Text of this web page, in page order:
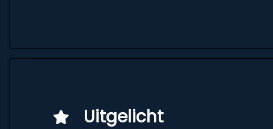
Uitgelicht